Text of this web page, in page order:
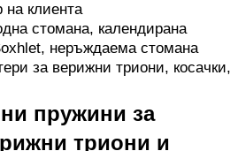
на клиента
стомана, календирана
неръждаема стомана
за верижни триони, косачки,
пружини за
триони и